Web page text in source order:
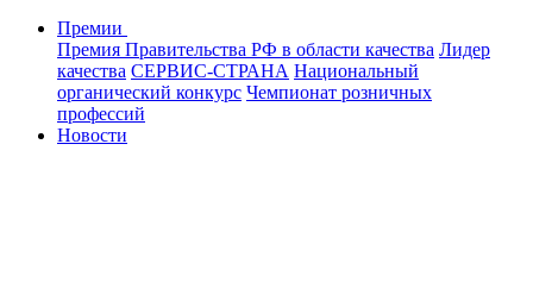
Премии
Премия Правительства РФ в области качества Лидер
качества СЕРВИС-СТРАНА Национальный
органический конкурс Чемпионат розничных
профессий
Новости